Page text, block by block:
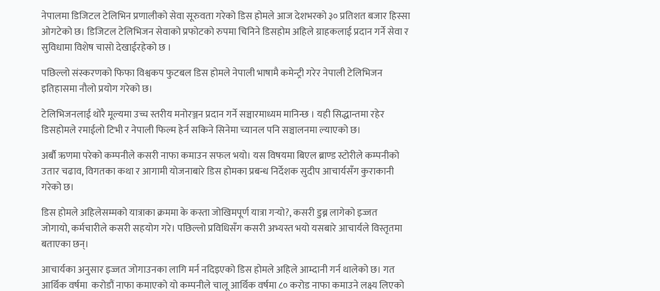
नेपालमा डिजिटल टेलिभिन प्रणालीको सेवा सूरुवता गरेकोडिस होमले आज देशभरको ३० प्रतिशत बजार हिस्सा
ओगटेको छ। डिजिटल टेलिभिजन सेवाको प्रफोटको रुपमा चिनिने डिसहोम अहिले ग्राहकलाई प्रदान गर्ने सेवा र
सुविधामा विशेष चासो देखाईरहेको छ ।
पछिल्लो संस्करणको फिफा विश्वकप फुटबलडिस होमले नेपाली भाषामै कमेन्ट्री गरेर नेपाली टेलिभिजन
इतिहासमा नौलो प्रयोग गरेको छ।
टेलिभिजनलाई थोरै मूल्यमा उच्च स्तरीय मनोरञ्जन प्रदान गर्ने सञ्चारमाध्यम मानिन्छ । यही सिद्धान्तमा रहेर
डिसहोमले रमाईलो टिभी र नेपाली फिल्म हेर्न सकिने सिनेमा च्यानल पनि सञ्चालनमा ल्याएको छ।
अर्बौ ऋणमा परेको कम्पनीले कसरी नाफा कमाउन सफल भयो। यस विषयमाबिएल ब्राण्ड स्टोरीले कम्पनीको
उतार चढाव, विगतका कथा र आगामी योजनाबारेडिस होमका प्रबन्ध निर्देशकसुदीप आचार्यसँग कुराकानी
गरेको छ।
डिस होमले अहिलेसम्मको यात्राका क्रममा के कस्ता जोखिमपूर्ण यात्रा गर्‍यो?, कसरी डुब्न लागेको इज्जत
जोगायो, कर्मचारीले कसरी सहयोग गरे। पछिल्लो प्रविधिसँग कसरी अभ्यस्त भयो यसबारेआचार्यले विस्तृतमा
बताएका छन्।
आचार्यका अनुसार इज्जत जोगाउनका लागि मर्न नदिइएकोडिस होमले अहिले आम्दानी गर्न थालेको छ। गत
आर्थिक वर्षमा करोडौं नाफा कमाएको यो कम्पनीले चालू आर्थिक वर्षमा ८० करोड नाफा कमाउने लक्ष्य लिएको